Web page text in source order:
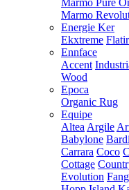
Marmo Pure
Marmo
Energie Ker
Ekxtreme
Ennface
Accent
Wood
Epoca
Organic Rug
Equipe
Altea Argile
Babylone
Carrara Coco
Cottage
Evolution